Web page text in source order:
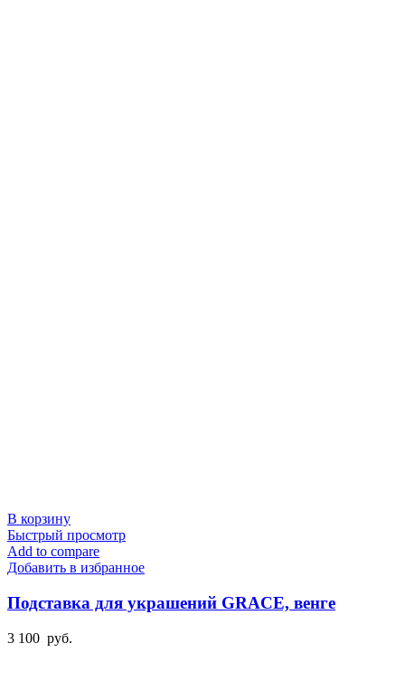
В корзину
Быстрый просмотр
Add to compare
Добавить в избранное
Подставка для украшений GRACE, венге
3 100 руб.